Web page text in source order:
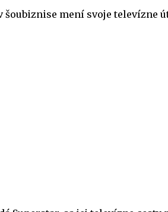
mení svoje televízne